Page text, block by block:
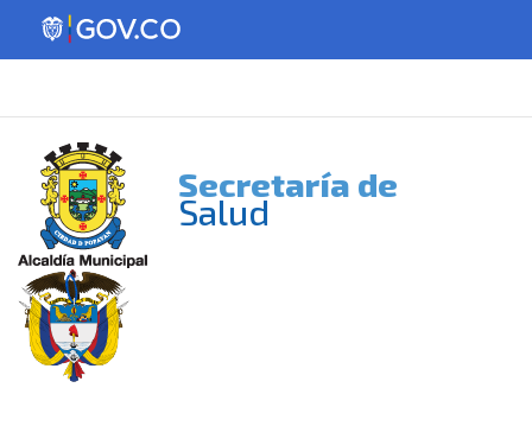
Secretaría de
Salud